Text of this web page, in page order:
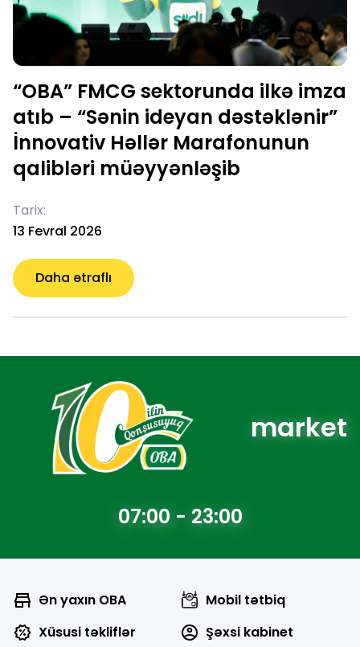
“OBA” FMCG sektorunda ilkə imza
atıb – “Sənin ideyan dəstəklənir”
İnnovativ Həllər Marafonunun
qalibləri müəyyənləşib
Tarix:
13 Fevral 2026
Daha ətraflı
market
07:00 - 23:00
Ən yaxın OBA
Mobil tətbiq
Xüsusi təkliflər
Şəxsi kabinet